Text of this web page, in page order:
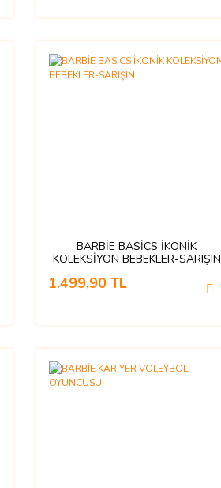
BARBİE BASİCS İKONİK
KOLEKSİYON BEBEKLER-SARIŞIN
1.499,90 TL